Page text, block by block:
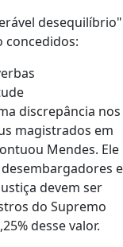
desequilíbrio"
concedidos:
discrepância nos
magistrados em
Mendes. Ele
e
devem ser
do Supremo
desse valor.